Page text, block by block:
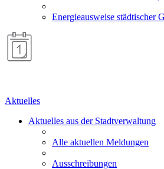
Energieausweise städtischer
Aktuelles
Aktuelles aus der Stadtverwaltung
Alle aktuellen Meldungen
Ausschreibungen